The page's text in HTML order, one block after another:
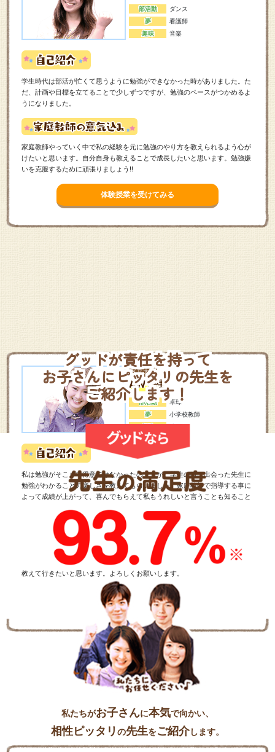
部活動
ダンス
夢
看護師
趣味
音楽
学生時代は部活が忙くて思うように勉強ができなかった時がありました。た
だ、計画や目標を立てることで少しずつですが、勉強のペースがつかめるよ
うになりました。
家庭教師やっていく中で私の経験を元に勉強のやり方を教えられるよう心が
けたいと思います。自分自身も教えることで成長したいと思います。勉強嫌
いを克服するために頑張りましょう!!
体験授業を受けてみる
私立大学
AW先生
部活動
卓球
夢
小学校教師
私は勉強がそこまで得意ではなかったのですが、学生の時に出会った先生に
勉強がわかることの楽しさを教えてもらいました。家庭教師で指導する事に
よって成績が上がって、喜んでもらえて私もうれしいと言うことも知ること
教えてきた経験や自分の勉強の経験を活かすことができればいいなと思い、
家庭教師をしています。お子さんとの会話を大事にしながら、勉強のやり方
教えて行きたいと思います。よろしくお願いします。
体験授業を受けてみる
グッドが責任を持って
お子さんにピッタリの先生を
ご紹介します！
私たちがお子さんに本気で向かい、
相性ピッタリ の先生をご紹介します。